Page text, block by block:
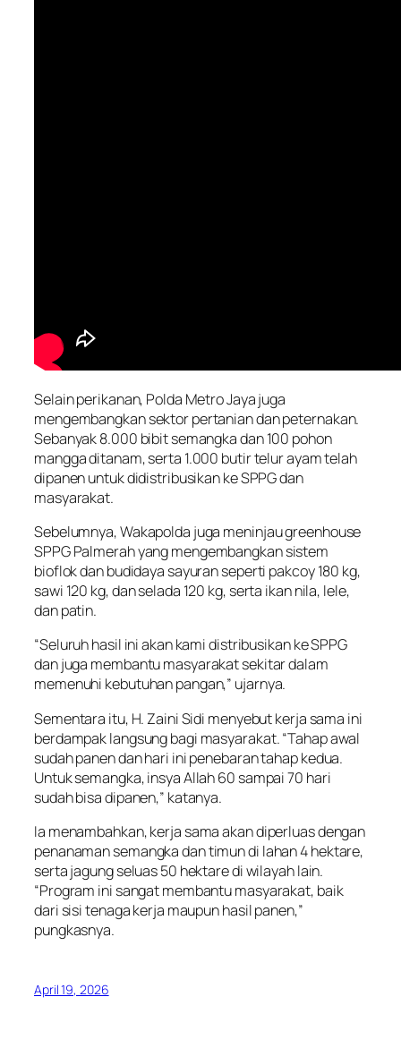
Selain perikanan, Polda Metro Jaya juga
mengembangkan sektor pertanian dan peternakan.
Sebanyak 8.000 bibit semangka dan 100 pohon
mangga ditanam, serta 1.000 butir telur ayam telah
dipanen untuk didistribusikan ke SPPG dan
masyarakat.
Sebelumnya, Wakapolda juga meninjau greenhouse
SPPG Palmerah yang mengembangkan sistem
bioflok dan budidaya sayuran seperti pakcoy 180 kg,
sawi 120 kg, dan selada 120 kg, serta ikan nila, lele,
dan patin.
“Seluruh hasil ini akan kami distribusikan ke SPPG
dan juga membantu masyarakat sekitar dalam
memenuhi kebutuhan pangan,” ujarnya.
Sementara itu, H. Zaini Sidi menyebut kerja sama ini
berdampak langsung bagi masyarakat. “Tahap awal
sudah panen dan hari ini penebaran tahap kedua.
Untuk semangka, insya Allah 60 sampai 70 hari
sudah bisa dipanen,” katanya.
Ia menambahkan, kerja sama akan diperluas dengan
penanaman semangka dan timun di lahan 4 hektare,
serta jagung seluas 50 hektare di wilayah lain.
“Program ini sangat membantu masyarakat, baik
dari sisi tenaga kerja maupun hasil panen,”
pungkasnya.
April 19, 2026